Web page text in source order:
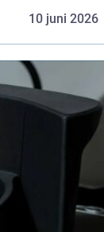
10 juni 2026